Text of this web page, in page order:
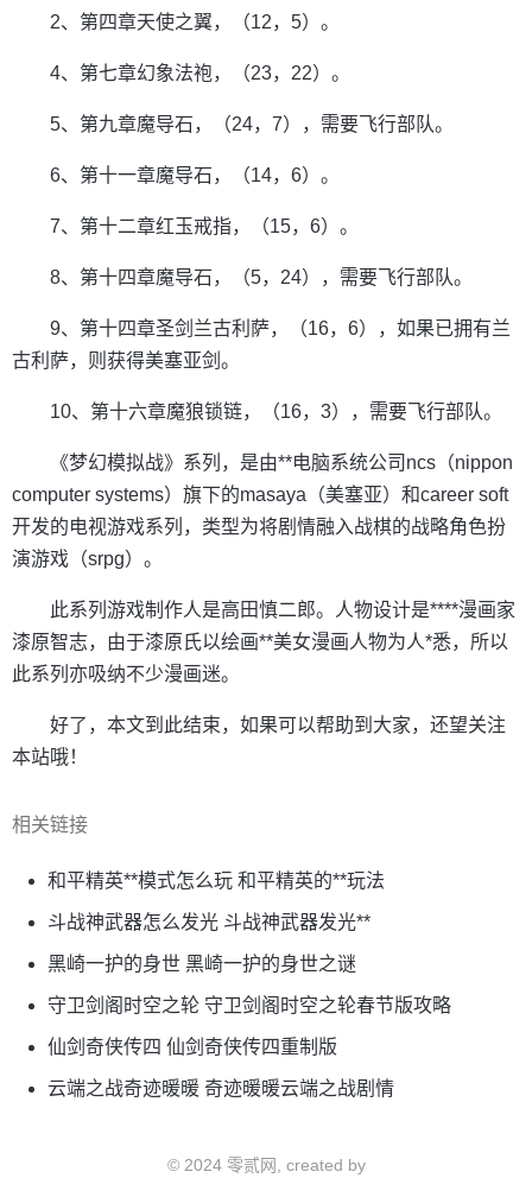
2、第四章天使之翼，（12，5）。
4、第七章幻象法袍，（23，22）。
5、第九章魔导石，（24，7），需要飞行部队。
6、第十一章魔导石，（14，6）。
7、第十二章红玉戒指，（15，6）。
8、第十四章魔导石，（5，24），需要飞行部队。
9、第十四章圣剑兰古利萨，（16，6），如果已拥有兰
古利萨，则获得美塞亚剑。
10、第十六章魔狼锁链，（16，3），需要飞行部队。
《梦幻模拟战》系列，是由**电脑系统公司ncs（nippon
computer systems）旗下的masaya（美塞亚）和career soft
开发的电视游戏系列，类型为将剧情融入战棋的战略角色扮
演游戏（srpg）。
此系列游戏制作人是高田慎二郎。人物设计是****漫画家
漆原智志，由于漆原氏以绘画**美女漫画人物为人*悉，所以
此系列亦吸纳不少漫画迷。
好了，本文到此结束，如果可以帮助到大家，还望关注
本站哦！
相关链接
和平精英**模式怎么玩 和平精英的**玩法
斗战神武器怎么发光 斗战神武器发光**
黑崎一护的身世 黑崎一护的身世之谜
守卫剑阁时空之轮 守卫剑阁时空之轮春节版攻略
仙剑奇侠传四 仙剑奇侠传四重制版
云端之战奇迹暖暖 奇迹暖暖云端之战剧情
© 2024 零贰网, created by